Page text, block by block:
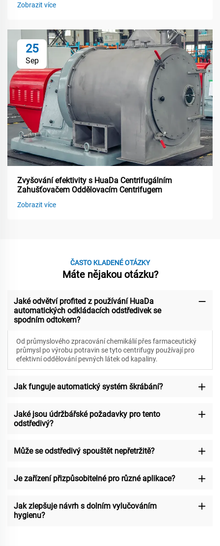
Zobrazit více
25
Sep
Zvyšování efektivity s HuaDa Centrifugálním
Zahušťovačem Oddělovacím Centrifugem
Zobrazit více
ČASTO KLADENÉ OTÁZKY
Máte nějakou otázku?
Jaké odvětví profited z používání HuaDa
automatických odkládacích odstředivek se
spodním odtokem?
Od průmyslového zpracování chemikálií přes farmaceutický
průmysl po výrobu potravin se tyto centrifugy používají pro
efektivní oddělování pevných látek od kapaliny.
Jak funguje automatický systém škrábání?
Jaké jsou údržbářské požadavky pro tento
odstředivý?
Může se odstředivý spouštět nepřetržitě?
Je zařízení přizpůsobitelné pro různé aplikace?
Jak zlepšuje návrh s dolním vylučováním
hygienu?